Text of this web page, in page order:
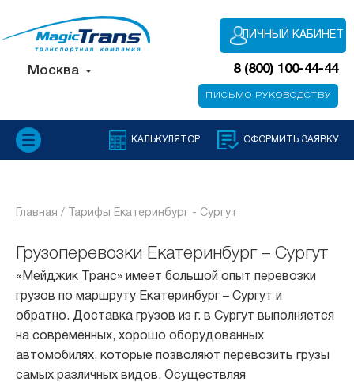
Москва 8 (800) 100-44-44
ЛИЧНЫЙ КАБИНЕТ
ПИСЬМО РУКОВОДСТВУ
КАЛЬКУЛЯТОР ОФОРМИТЬ ЗАЯВКУ
Главная / Тарифы Екатеринбург - Сургут
Грузоперевозки Екатеринбург – Сургут
«Мейджик Транс» имеет большой опыт перевозки
грузов по маршруту Екатеринбург – Сургут и
обратно. Доставка грузов из г. в Сургут выполняется
на современных, хорошо оборудованных
автомобилях, которые позволяют перевозить грузы
самых различных видов. Осуществляя